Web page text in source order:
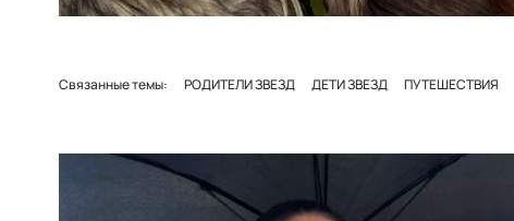
Связанные темы: РОДИТЕЛИ ЗВЕЗД ДЕТИ ЗВЕЗД ПУТЕШЕСТВИЯ